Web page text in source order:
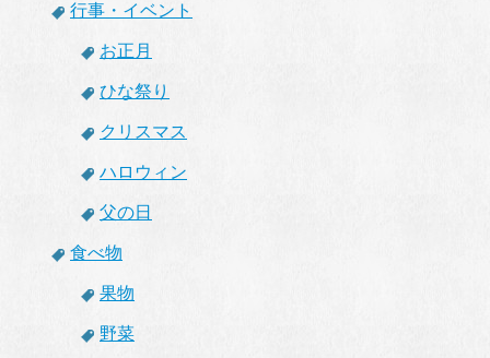
行事・イベント
お正月
ひな祭り
クリスマス
ハロウィン
父の日
食べ物
果物
野菜